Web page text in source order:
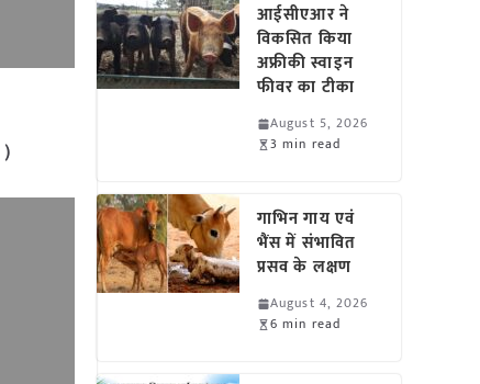
)
आईसीएआर ने
विकसित किया
अफ्रीकी स्वाइन
फीवर का टीका
August 5, 2026
3 min read
गाभिन गाय एवं
भैंस में संभावित
प्रसव के लक्षण
August 4, 2026
6 min read